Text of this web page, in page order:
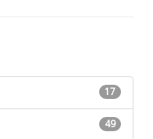
17
49